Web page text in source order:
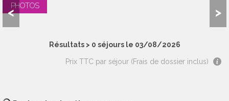
PHOTOS
< >
Résultats > 0 séjours le 03/08/2026
Prix TTC par séjour (Frais de dossier inclus)